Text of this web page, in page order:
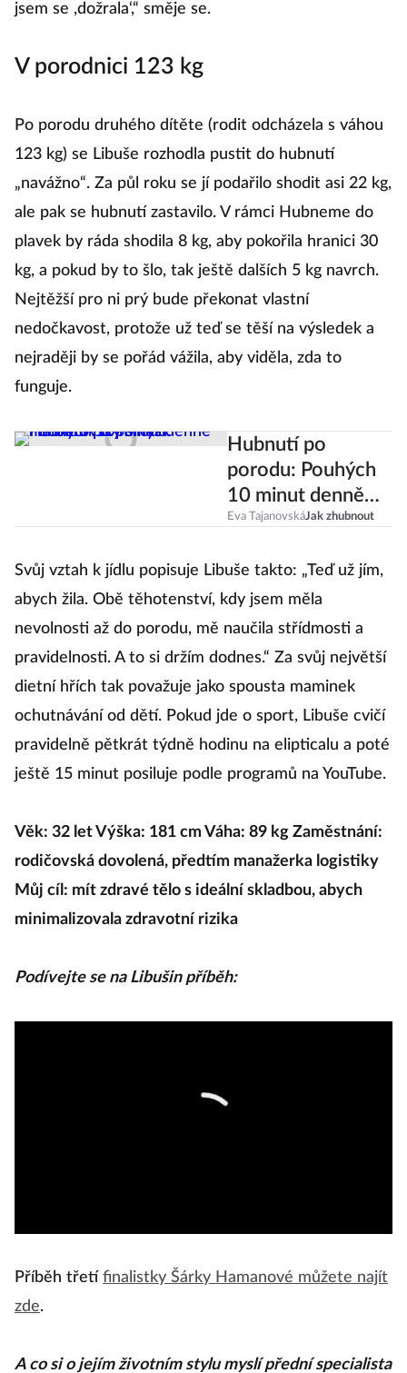
jsem se ,dožrala‘,“ směje se.
V porodnici 123 kg
Po porodu druhého dítěte (rodit odcházela s váhou
123 kg) se Libuše rozhodla pustit do hubnutí
„navážno“. Za půl roku se jí podařilo shodit asi 22 kg,
ale pak se hubnutí zastavilo. V rámci Hubneme do
plavek by ráda shodila 8 kg, aby pokořila hranici 30
kg, a pokud by to šlo, tak ještě dalších 5 kg navrch.
Nejtěžší pro ni prý bude překonat vlastní
nedočkavost, protože už teď se těší na výsledek a
nejraději by se pořád vážila, aby viděla, zda to
funguje.
Hubnutí po
porodu: Pouhých
10 minut denně
má obrovský
Eva TajanovskáJak zhubnout
Svůj vztah k jídlu popisuje Libuše takto: „Teď už jím,
abych žila. Obě těhotenství, kdy jsem měla
nevolnosti až do porodu, mě naučila střídmosti a
pravidelnosti. A to si držím dodnes.“ Za svůj největší
dietní hřích tak považuje jako spousta maminek
ochutnávání od dětí. Pokud jde o sport, Libuše cvičí
pravidelně pětkrát týdně hodinu na elipticalu a poté
ještě 15 minut posiluje podle programů na YouTube.
Věk: 32 let Výška: 181 cm Váha: 89 kg Zaměstnání:
rodičovská dovolená, předtím manažerka logistiky
Můj cíl: mít zdravé tělo s ideální skladbou, abych
minimalizovala zdravotní rizika
Podívejte se na Libušin příběh:
Příběh třetí finalistky Šárky Hamanové můžete najít
zde.
A co si o jejím životním stylu myslí přední specialista